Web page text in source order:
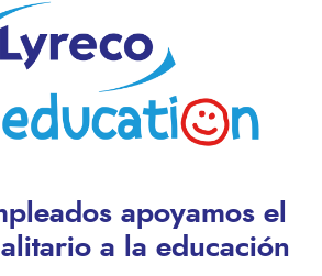
apoyamos el
a la educación